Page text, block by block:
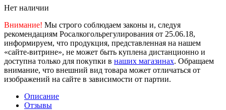
Нет наличии
Внимание! Мы строго соблюдаем законы и, следуя
рекомендациям Росалкогольрегулирования от 25.06.18,
информируем, что продукция, представленная на нашем
«сайте-витрине», не может быть куплена дистанционно и
доступна только для покупки в наших магазинах. Обращаем
внимание, что внешний вид товара может отличаться от
изображений на сайте в зависимости от партии.
Описание
Отзывы